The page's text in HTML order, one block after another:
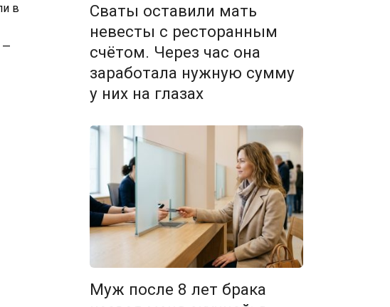
в
—
Сваты оставили мать
невесты с ресторанным
счётом. Через час она
заработала нужную сумму
у них на глазах
Муж после 8 лет брака